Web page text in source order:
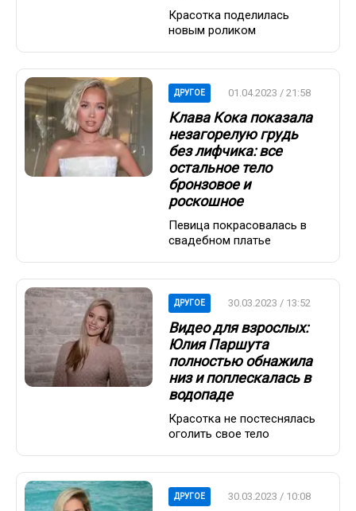
Красотка поделилась
новым роликом
ДРУГОЕ 01.04.2023 / 21:58
Клава Кока показала
незагорелую грудь
без лифчика: все
остальное тело
бронзовое и
роскошное
Певица покрасовалась в
свадебном платье
ДРУГОЕ 30.03.2023 / 13:52
Видео для взрослых:
Юлия Паршута
полностью обнажила
низ и поплескалась в
водопаде
Красотка не постеснялась
оголить свое тело
ДРУГОЕ 30.03.2023 / 10:08